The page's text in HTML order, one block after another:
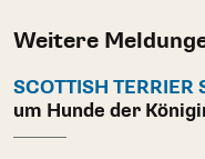
Weitere
SCOTTISH TERRIER
um Hunde der